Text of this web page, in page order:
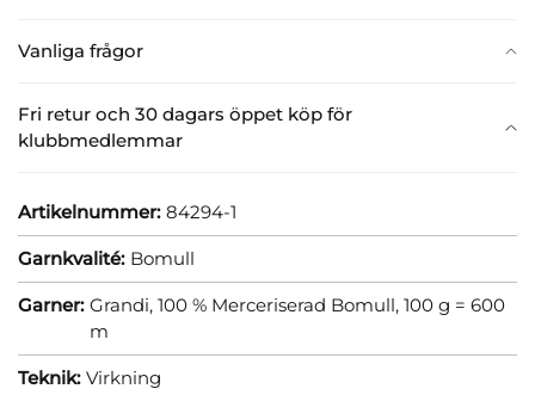
Vanliga frågor
Fri retur och 30 dagars öppet köp för
klubbmedlemmar
Artikelnummer: 84294-1
Garnkvalité: Bomull
Garner: Grandi, 100 % Merceriserad Bomull, 100 g = 600
m
Teknik: Virkning